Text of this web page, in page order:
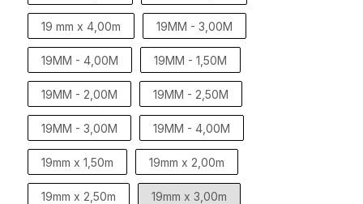
19 mm x 4,00m 19MM - 3,00M
19MM - 4,00M 19MM - 1,50M
19MM - 2,00M 19MM - 2,50M
19MM - 3,00M 19MM - 4,00M
19mm x 1,50m 19mm x 2,00m
19mm x 2,50m 19mm x 3,00m